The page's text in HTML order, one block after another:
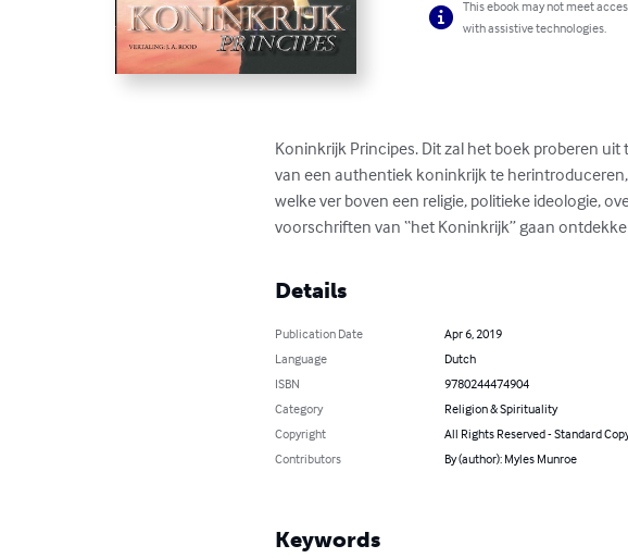
This ebook may not meet
with assistive technologies.
Koninkrijk Principes. Dit zal het boek proberen
van een authentiek koninkrijk te
welke ver boven een religie, politieke ideologie,
voorschriften van “het Koninkrijk” gaan
Details
Publication Date
Apr 6, 2019
Language
Dutch
ISBN
9780244474904
Category
Religion & Spirituality
Copyright
All Rights Reserved - Standard
Contributors
By (author): Myles Munroe
Keywords